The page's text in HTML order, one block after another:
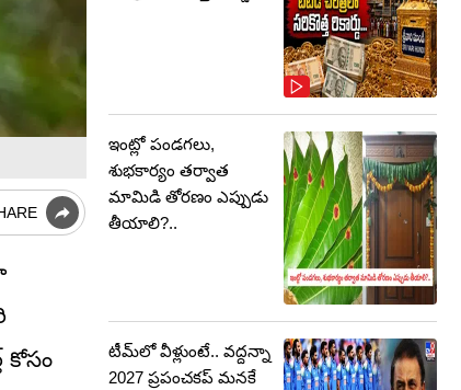
కోసం
ఇంట్లో పండగలు,
శుభకార్యం తర్వాత
మామిడి తోరణం ఎప్పుడు
తీయాలి?..
టీమ్‌లో వీళ్లుంటే.. వద్దన్నా
2027 ప్రపంచకప్‌ మనకే